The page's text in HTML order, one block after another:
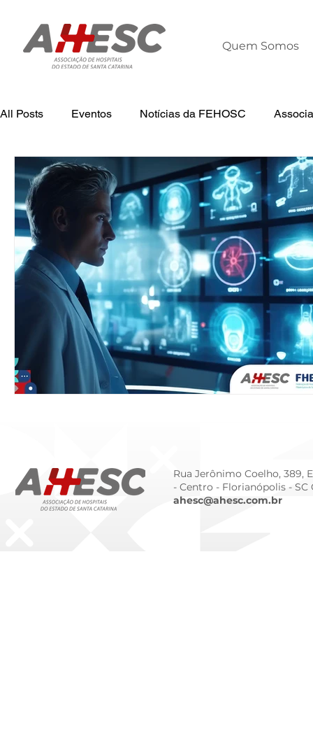
Quem Somos
All Posts Eventos Notícias da FEHOSC
Tecnologia Notícias Notícias da AHESC
Rua Jerônimo Coelho, 389,
- Centro - Florianópolis - SC
ahesc@ahesc.com.br